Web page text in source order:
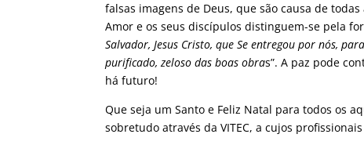
falsas imagens de Deus, que são causa de
Amor e os seus discípulos distinguem-se pela
Salvador, Jesus Cristo, que Se entregou por nós,
purificado, zeloso das boas obras”. A paz pode
há futuro!
Que seja um Santo e Feliz Natal para todos os
sobretudo através da VITEC, a cujos